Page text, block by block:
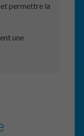
permettre la
une